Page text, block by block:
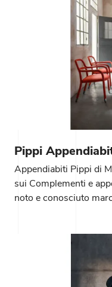
Pippi
Appendiabiti Pippi di
sui Complementi e
noto e conosciuto